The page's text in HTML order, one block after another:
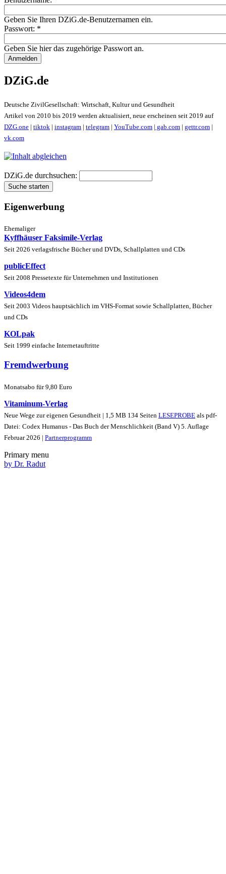
Geben Sie Ihren DZiG.de-Benutzernamen ein.
Passwort: *
Geben Sie hier das zugehörige Passwort an.
DZiG.de
Deutsche ZivilGesellschaft: Wirtschaft, Kultur und Gesundheit
Artikel von 2010 bis 2019 werden aktualisiert, neue erscheinen seit 2019 auf
DZG.one | tiktok | instagram | telegram | YouTube.com | gab.com | gettr.com |
vk.com
DZiG.de durchsuchen:
Eigenwerbung
Ehemaliger
Kyffhäuser Faksimile-Verlag
Seit 2026 verlagsfrische Bücher und DVDs, Schallplatten und CDs
publicEffect
Seit 2008 Pressetexte für Unternehmen und Institutionen
Videos4dem
Seit 2003 Videos hauptsächlich im VHS-Format sowie Schallplatten, Bücher
und CDs
KOLpak
Seit 1999 einfache Internetauftritte
Fremdwerbung
Monatsabo für 9,80 Euro
Vitaminum-Verlag
Neue Wege zur eigenen Gesundheit | 1,5 MB 134 Seiten LESEPROBE als pdf-
Datei: Codex Humanus - Das Buch der Menschlichkeit (Band V) 5. Auflage
Februar 2026 | Partnerprogramm
Primary menu
by Dr. Radut